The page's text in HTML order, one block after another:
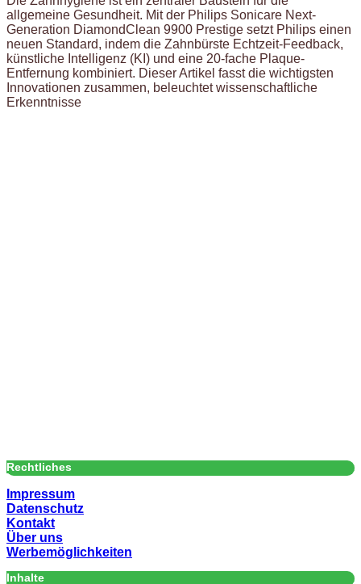
allgemeine Gesundheit. Mit der Philips Sonicare Next-
Generation DiamondClean 9900 Prestige setzt Philips einen
neuen Standard, indem die Zahnbürste Echtzeit-Feedback,
künstliche Intelligenz (KI) und eine 20-fache Plaque-
Entfernung kombiniert. Dieser Artikel fasst die wichtigsten
Innovationen zusammen, beleuchtet wissenschaftliche
Erkenntnisse
Rechtliches
Impressum
Datenschutz
Kontakt
Über uns
Werbemöglichkeiten
Inhalte